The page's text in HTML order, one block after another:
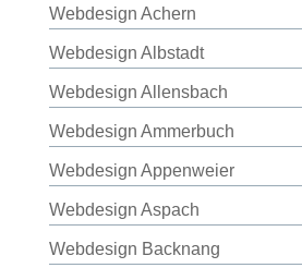
Webdesign Achern
Webdesign Albstadt
Webdesign Allensbach
Webdesign Ammerbuch
Webdesign Appenweier
Webdesign Aspach
Webdesign Backnang